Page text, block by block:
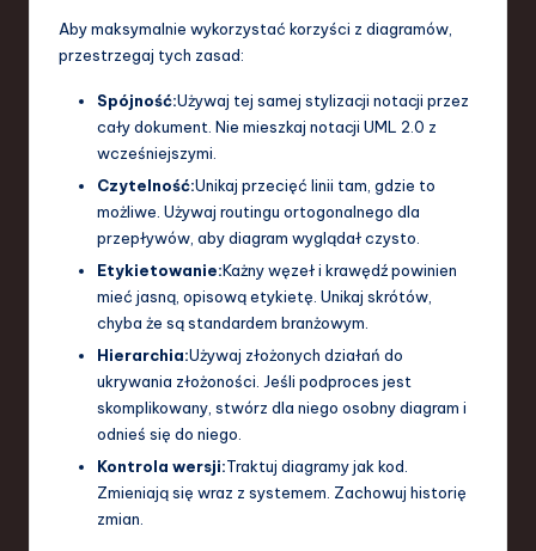
Aby maksymalnie wykorzystać korzyści z diagramów,
przestrzegaj tych zasad:
Spójność:Używaj tej samej stylizacji notacji przez
cały dokument. Nie mieszkaj notacji UML 2.0 z
wcześniejszymi.
Czytelność:Unikaj przecięć linii tam, gdzie to
możliwe. Używaj routingu ortogonalnego dla
przepływów, aby diagram wyglądał czysto.
Etykietowanie:Każny węzeł i krawędź powinien
mieć jasną, opisową etykietę. Unikaj skrótów,
chyba że są standardem branżowym.
Hierarchia:Używaj złożonych działań do
ukrywania złożoności. Jeśli podproces jest
skomplikowany, stwórz dla niego osobny diagram i
odnieś się do niego.
Kontrola wersji:Traktuj diagramy jak kod.
Zmieniają się wraz z systemem. Zachowuj historię
zmian.